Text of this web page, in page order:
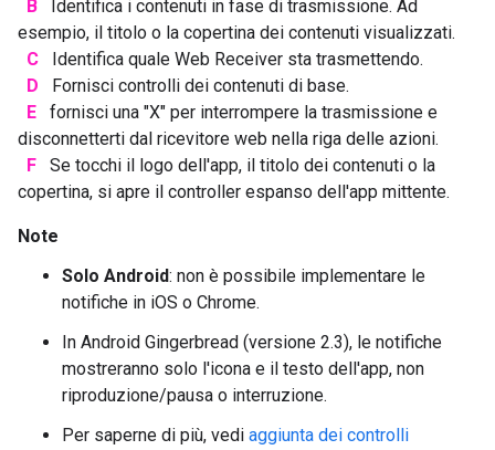
B
Identifica i contenuti in fase di trasmissione. Ad
esempio, il titolo o la copertina dei contenuti visualizzati.
C
Identifica quale Web Receiver sta trasmettendo.
D
Fornisci controlli dei contenuti di base.
E
fornisci una "X" per interrompere la trasmissione e
disconnetterti dal ricevitore web nella riga delle azioni.
F
Se tocchi il logo dell'app, il titolo dei contenuti o la
copertina, si apre il controller espanso dell'app mittente.
Note
Solo Android: non è possibile implementare le
notifiche in iOS o Chrome.
In Android Gingerbread (versione 2.3), le notifiche
mostreranno solo l'icona e il testo dell'app, non
riproduzione/pausa o interruzione.
Per saperne di più, vedi aggiunta dei controlli